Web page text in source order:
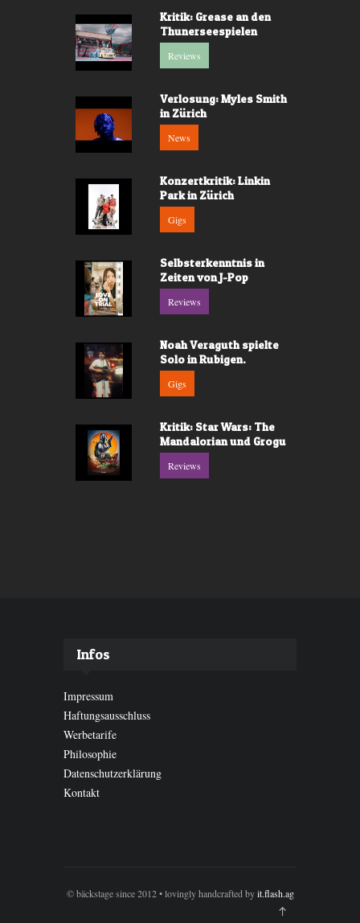
Kritik: Grease an den
Thunerseespielen
Reviews
Verlosung: Myles Smith
in Zürich
News
Konzertkritik: Linkin
Park in Zürich
Gigs
Selbsterkenntnis in
Zeiten von J-Pop
Reviews
Noah Veraguth spielte
Solo in Rubigen.
Gigs
Kritik: Star Wars: The
Mandalorian und Grogu
Reviews
Infos
Impressum
Haftungsausschluss
Werbetarife
Philosophie
Datenschutzerklärung
Kontakt
© bäckstage since 2012 • lovingly handcrafted byit.flash.ag